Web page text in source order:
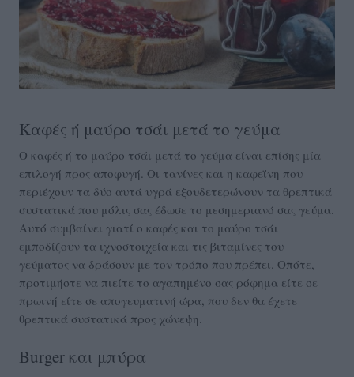
Καφές ή μαύρο τσάι μετά το γεύμα
Ο καφές ή το μαύρο τσάι μετά το γεύμα είναι επίσης μία
επιλογή προς αποφυγή. Οι τανίνες και η καφεΐνη που
περιέχουν τα δύο αυτά υγρά εξουδετερώνουν τα θρεπτικά
συστατικά που μόλις σας έδωσε το μεσημεριανό σας γεύμα.
Αυτό συμβαίνει γιατί ο καφές και το μαύρο τσάι
εμποδίζουν τα ιχνοστοιχεία και τις βιταμίνες του
γεύματος να δράσουν με τον τρόπο που πρέπει. Οπότε,
προτιμήστε να πιείτε το αγαπημένο σας ρόφημα είτε σε
πρωινή είτε σε απογευματινή ώρα, που δεν θα έχετε
θρεπτικά συστατικά προς χώνεψη.
Burger και μπύρα